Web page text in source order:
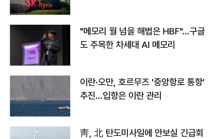
"메모리 월 넘을 해법은 HBF"…구글
도 주목한 차세대 AI 메모리
이란·오만, 호르무즈 '중앙항로 통항'
추진…입항은 이란 관리
靑, 北 탄도미사일에 안보실 긴급회